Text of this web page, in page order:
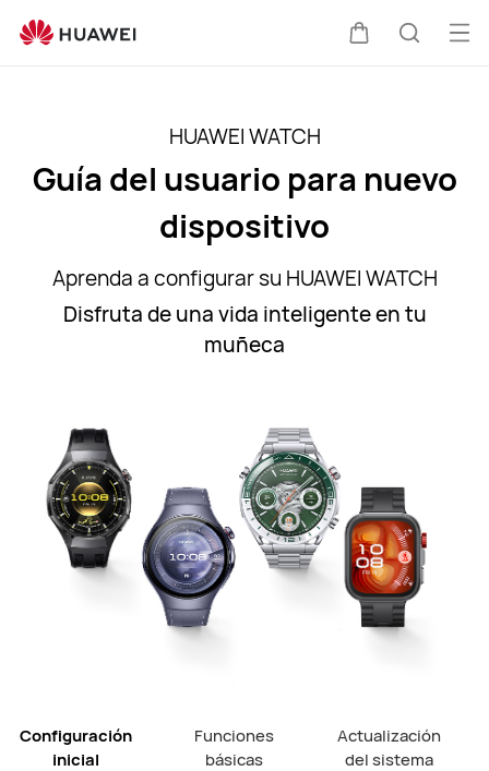
del
HUAWEI WATCH
Guía del usuario para nuevo
dispositivo
Aprenda a configurar su HUAWEI WATCH
Disfruta de una vida inteligente en tu
muñeca
Configuración
inicial
Funciones
básicas
Actualización
del sistema